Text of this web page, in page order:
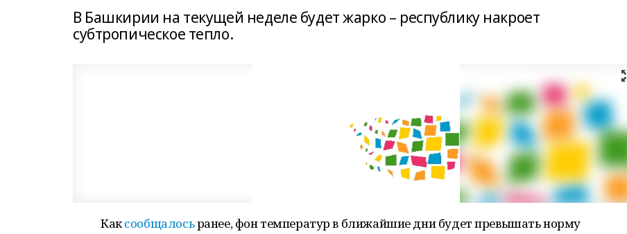
В Башкирии на текущей неделе будет жарко – республику накроет
субтропическое тепло.
Каксообщалосьранее, фон температур в ближайшие дни будет превышать норму